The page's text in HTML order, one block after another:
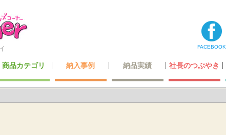
FACEBOOK
り！
商品カテゴリ 納入事例 納品実績 社長のつぶやき